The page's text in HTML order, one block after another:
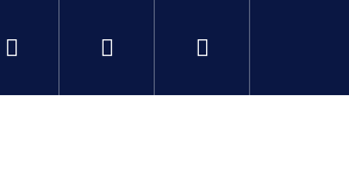
Kontakty Přihlášení